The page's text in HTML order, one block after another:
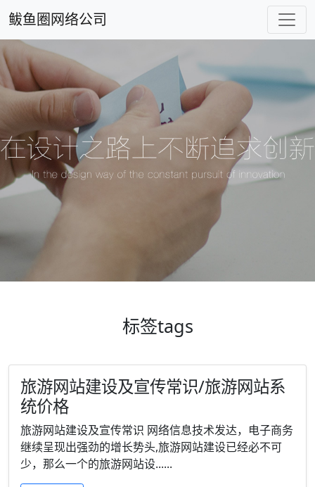
鲅鱼圈网络公司
标签tags
旅游网站建设及宣传常识/旅游网站系
统价格
旅游网站建设及宣传常识 网络信息技术发达，电子商务
继续呈现出强劲的增长势头,旅游网站建设已经必不可
少，那么一个的旅游网站设......